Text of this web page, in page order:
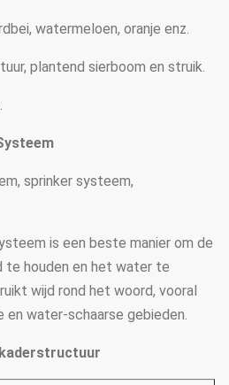
watermeloen, oranje enz.
plantend sierboom en struik.
sprinker systeem,
is een beste manier om de
houden en het water te
wijd rond het woord, vooral
water-schaarse gebieden.